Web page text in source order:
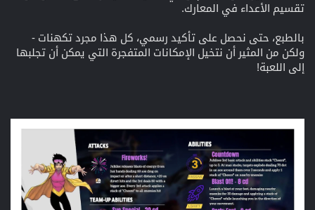
تقسيم الأعداء في المعارك.
بالطبع، حتى نحصل على تأكيد رسمي، كل هذا مجرد تكهنات -
ولكن من المثير أن نتخيل الإمكانات المتفجرة التي يمكن أن تجلبها
إلى اللعبة!